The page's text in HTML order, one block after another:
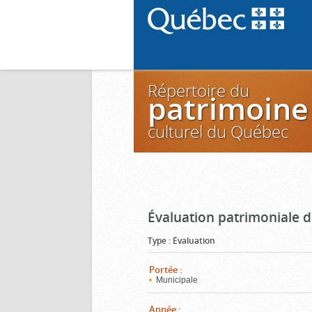
Répertoire du
patrimoine
culturel du Québec
Évaluation patrimoniale
Type : Évaluation
Portée :
Municipale